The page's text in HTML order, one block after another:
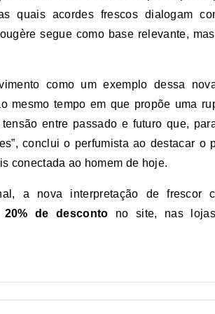
quais acordes frescos dialogam
segue como base relevante,
como um exemplo dessa
mesmo tempo em que propõe uma
entre passado e futuro que,
conclui o perfumista ao destacar o
conectada ao homem de hoje.
a nova interpretação de frescor
20% de desconto no site, nas